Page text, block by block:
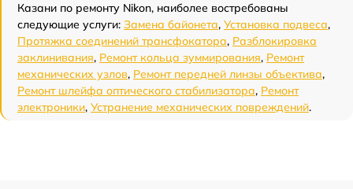
Казани по ремонту Nikon, наиболее востребованы
следующие услуги: Замена байонета, Установка подвеса,
Протяжка соединений трансфокатора, Разблокировка
заклинивания, Ремонт кольца зуммирования, Ремонт
механических узлов, Ремонт передней линзы объектива,
Ремонт шлейфа оптического стабилизатора, Ремонт
электроники, Устранение механических повреждений.